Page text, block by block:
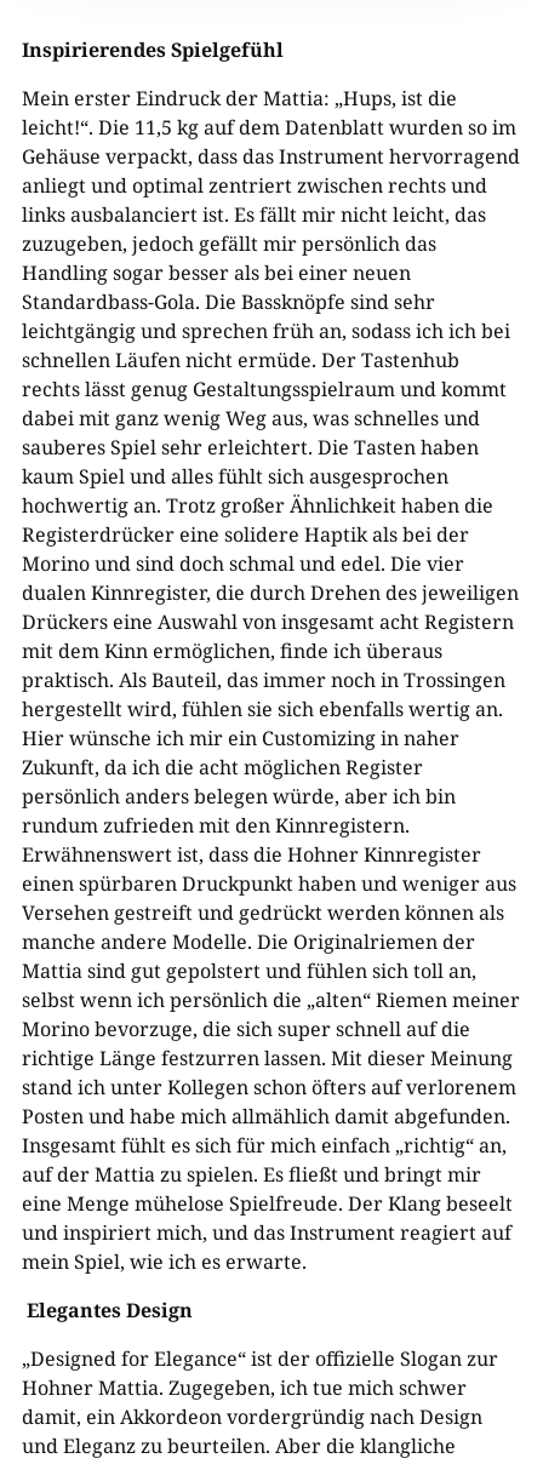
Inspirierendes Spielgefühl
Mein erster Eindruck der Mattia: „Hups, ist die
leicht!“. Die 11,5 kg auf dem Datenblatt wurden so im
Gehäuse verpackt, dass das Instrument hervorragend
anliegt und optimal zentriert zwischen rechts und
links ausbalanciert ist. Es fällt mir nicht leicht, das
zuzugeben, jedoch gefällt mir persönlich das
Handling sogar besser als bei einer neuen
Standardbass-Gola. Die Bassknöpfe sind sehr
leichtgängig und sprechen früh an, sodass ich ich bei
schnellen Läufen nicht ermüde. Der Tastenhub
rechts lässt genug Gestaltungsspielraum und kommt
dabei mit ganz wenig Weg aus, was schnelles und
sauberes Spiel sehr erleichtert. Die Tasten haben
kaum Spiel und alles fühlt sich ausgesprochen
hochwertig an. Trotz großer Ähnlichkeit haben die
Registerdrücker eine solidere Haptik als bei der
Morino und sind doch schmal und edel. Die vier
dualen Kinnregister, die durch Drehen des jeweiligen
Drückers eine Auswahl von insgesamt acht Registern
mit dem Kinn ermöglichen, finde ich überaus
praktisch. Als Bauteil, das immer noch in Trossingen
hergestellt wird, fühlen sie sich ebenfalls wertig an.
Hier wünsche ich mir ein Customizing in naher
Zukunft, da ich die acht möglichen Register
persönlich anders belegen würde, aber ich bin
rundum zufrieden mit den Kinnregistern.
Erwähnenswert ist, dass die Hohner Kinnregister
einen spürbaren Druckpunkt haben und weniger aus
Versehen gestreift und gedrückt werden können als
manche andere Modelle. Die Originalriemen der
Mattia sind gut gepolstert und fühlen sich toll an,
selbst wenn ich persönlich die „alten“ Riemen meiner
Morino bevorzuge, die sich super schnell auf die
richtige Länge festzurren lassen. Mit dieser Meinung
stand ich unter Kollegen schon öfters auf verlorenem
Posten und habe mich allmählich damit abgefunden.
Insgesamt fühlt es sich für mich einfach „richtig“ an,
auf der Mattia zu spielen. Es fließt und bringt mir
eine Menge mühelose Spielfreude. Der Klang beseelt
und inspiriert mich, und das Instrument reagiert auf
mein Spiel, wie ich es erwarte.
Elegantes Design
„Designed for Elegance“ ist der offizielle Slogan zur
Hohner Mattia. Zugegeben, ich tue mich schwer
damit, ein Akkordeon vordergründig nach Design
und Eleganz zu beurteilen. Aber die klangliche